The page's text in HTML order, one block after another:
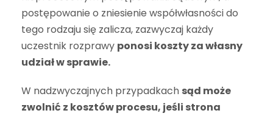
postępowanie o zniesienie współwłasności do
tego rodzaju się zalicza, zazwyczaj każdy
uczestnik rozprawy ponosi koszty za własny
udział w sprawie.
W nadzwyczajnych przypadkach sąd może
zwolnić z kosztów procesu, jeśli strona